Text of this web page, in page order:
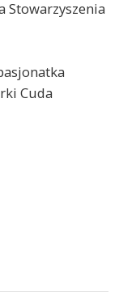
Stowarzyszenia
Cuda